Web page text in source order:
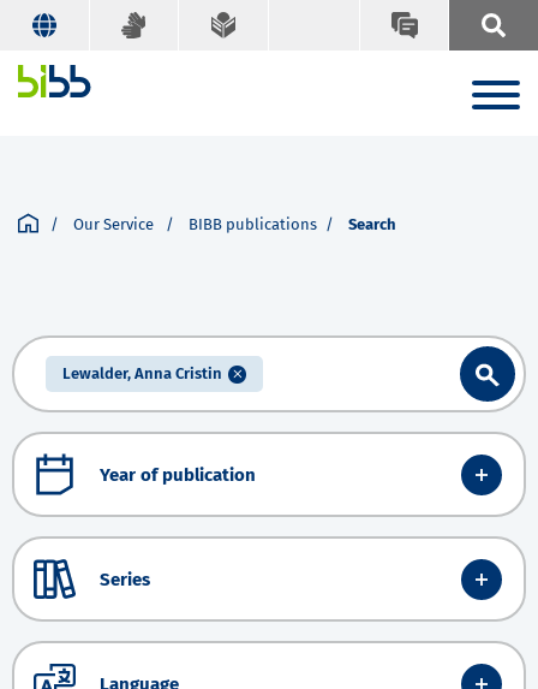
Our Service BIBB publications Search
Lewalder, Anna Cristin
Year of publication
Series
Language